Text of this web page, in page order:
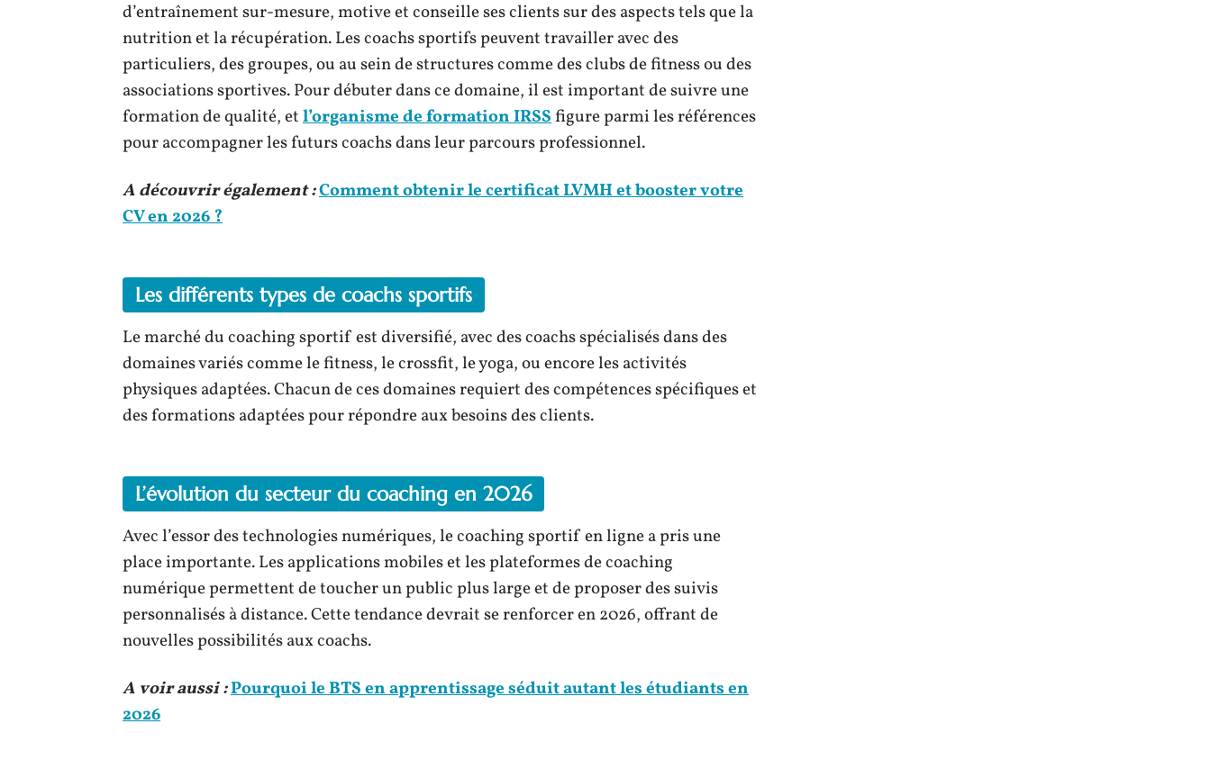
d’entraînement sur-mesure, motive et conseille ses clients sur des aspects tels que la
nutrition et la récupération. Les coachs sportifs peuvent travailler avec des
particuliers, des groupes, ou au sein de structures comme des clubs de fitness ou des
associations sportives. Pour débuter dans ce domaine, il est important de suivre une
formation de qualité, etl’organisme de formation IRSSfigure parmi les références
pour accompagner les futurs coachs dans leur parcours professionnel.
A découvrir également :Comment obtenir le certificat LVMH et booster votre
CV en 2026 ?
Les différents types de coachs sportifs
Le marché du coaching sportif est diversifié, avec des coachs spécialisés dans des
domaines variés comme le fitness, le crossfit, le yoga, ou encore les activités
physiques adaptées. Chacun de ces domaines requiert des compétences spécifiques et
des formations adaptées pour répondre aux besoins des clients.
L’évolution du secteur du coaching en 2026
Avec l’essor des technologies numériques, le coaching sportif en ligne a pris une
place importante. Les applications mobiles et les plateformes de coaching
numérique permettent de toucher un public plus large et de proposer des suivis
personnalisés à distance. Cette tendance devrait se renforcer en 2026, offrant de
nouvelles possibilités aux coachs.
A voir aussi :Pourquoi le BTS en apprentissage séduit autant les étudiants en
2026